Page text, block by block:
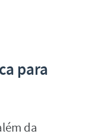
para
da